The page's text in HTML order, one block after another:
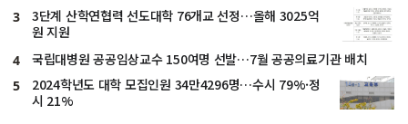
3
3단계 산학연협력 선도대학 76개교 선정…올해 3025억
원 지원
4 국립대병원 공공임상교수 150여명 선발…7월 공공의료기관 배치
5
2024학년도 대학 모집인원 34만4296명…수시 79%·정
시 21%